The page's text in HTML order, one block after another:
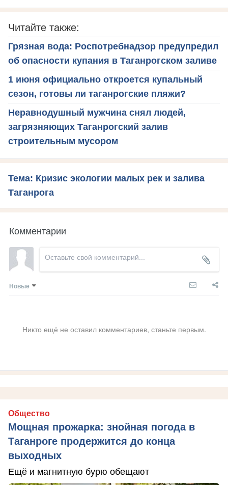
Читайте также:
Грязная вода: Роспотребнадзор предупредил
об опасности купания в Таганрогском заливе
1 июня официально откроется купальный
сезон, готовы ли таганрогские пляжи?
Неравнодушный мужчина снял людей,
загрязняющих Таганрогский залив
строительным мусором
Тема: Кризис экологии малых рек и залива
Таганрога
Комментарии
Новые
Никто ещё не оставил комментариев, станьте первым.
Общество
Мощная прожарка: знойная погода в
Таганроге продержится до конца
выходных
Ещё и магнитную бурю обещают